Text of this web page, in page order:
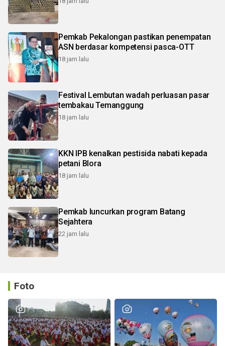
Pemkab Pekalongan pastikan penempatan
ASN berdasar kompetensi pasca-OTT
18 jam lalu
Festival Lembutan wadah perluasan pasar
tembakau Temanggung
18 jam lalu
KKN IPB kenalkan pestisida nabati kepada
petani Blora
18 jam lalu
Pemkab luncurkan program Batang
Sejahtera
22 jam lalu
Foto